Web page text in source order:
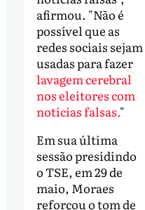
afirmou. "Não é
possível que as
redes sociais sejam
usadas para fazer
lavagem cerebral
nos eleitores com
notícias falsas."
Em sua última
sessão presidindo
o TSE, em 29 de
maio, Moraes
reforçou o tom de